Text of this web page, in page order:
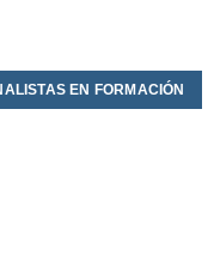
EN FORMACIÓN